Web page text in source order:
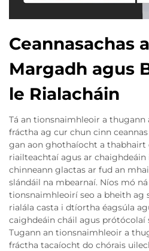
Ceannasachas
Margadh agus
le Rialacháin
Tá an tionsnaimhleoir a thugann
fráctha ag cur chun cinn
gan aon ghothaíocht a thabhairt
riailteachtaí agus ar
chinneann glactas ar fud an
slándáil na mbearnaí. Níos mó
tionsnaimhleoirí seo a bheith ag
rialála casta i dtíortha éagsúla
caighdeáin cháil agus prótócolaí
Tugann an tionsnaimhleoir a
fráctha tacaíocht do chórais